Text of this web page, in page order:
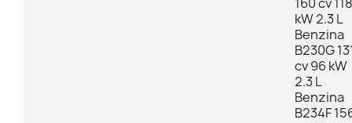
kW 2.3 L
Benzina
B230G
cv 96 kW
2.3 L
Benzina
B234F